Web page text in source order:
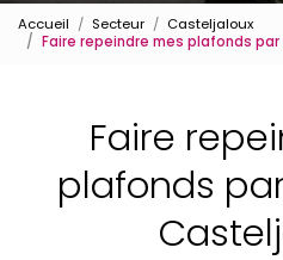
Accueil Secteur
Casteljaloux
Faire repeindre mes plafonds
Faire
plafonds